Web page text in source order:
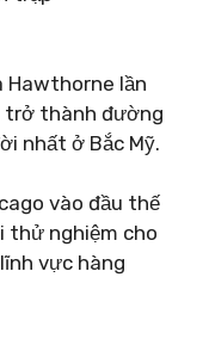
Hawthorne lần
trở thành đường
nhất ở Bắc Mỹ.
vào đầu thế
thử nghiệm cho
vực hàng